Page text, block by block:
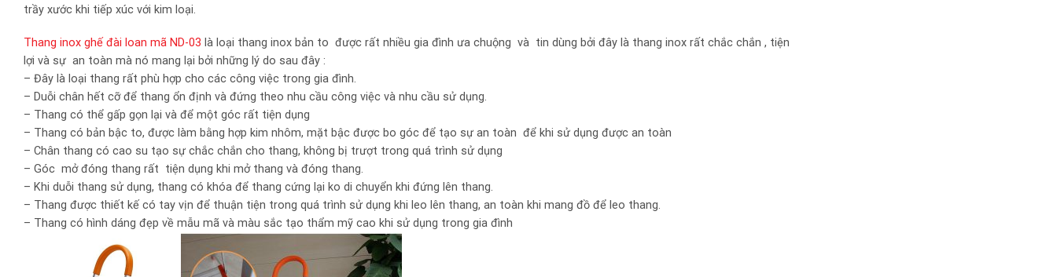
trầy xước khi tiếp xúc với kim loại.
Thang inox ghế đài loan mã ND-03 là loại thang inox bản to được rất nhiều gia đình ưa chuộng và tin dùng bởi đây là thang inox rất chắc chắn , tiện
lợi và sự an toàn mà nó mang lại bởi những lý do sau đây :
– Đây là loại thang rất phù hợp cho các công việc trong gia đình.
– Duỗi chân hết cỡ để thang ổn định và đứng theo nhu cầu công việc và nhu cầu sử dụng.
– Thang có thể gấp gọn lại và để một góc rất tiện dụng
– Thang có bản bậc to, được làm bằng hợp kim nhôm, mặt bậc được bo góc để tạo sự an toàn để khi sử dụng được an toàn
– Chân thang có cao su tạo sự chắc chắn cho thang, không bị trượt trong quá trình sử dụng
– Góc mở đóng thang rất tiện dụng khi mở thang và đóng thang.
– Khi duỗi thang sử dụng, thang có khóa để thang cứng lại ko di chuyển khi đứng lên thang.
– Thang được thiết kế có tay vịn để thuận tiện trong quá trình sử dụng khi leo lên thang, an toàn khi mang đồ để leo thang.
– Thang có hình dáng đẹp về mẫu mã và màu sắc tạo thẩm mỹ cao khi sử dụng trong gia đình